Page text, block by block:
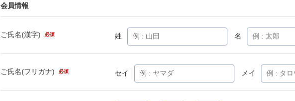
会員情報
ご氏名(漢字) 必須 姓 名
ご氏名(フリガナ) 必須 セイ メイ